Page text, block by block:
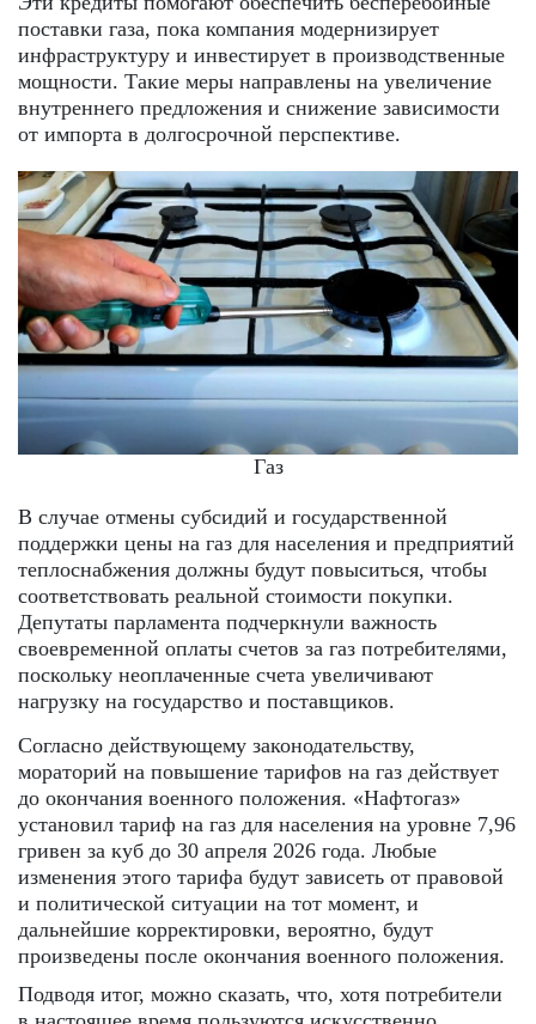
поставки газа, пока компания модернизирует
инфраструктуру и инвестирует в производственные
мощности. Такие меры направлены на увеличение
внутреннего предложения и снижение зависимости
от импорта в долгосрочной перспективе.
Газ
В случае отмены субсидий и государственной
поддержки цены на газ для населения и предприятий
теплоснабжения должны будут повыситься, чтобы
соответствовать реальной стоимости покупки.
Депутаты парламента подчеркнули важность
своевременной оплаты счетов за газ потребителями,
поскольку неоплаченные счета увеличивают
нагрузку на государство и поставщиков.
Согласно действующему законодательству,
мораторий на повышение тарифов на газ действует
до окончания военного положения. «Нафтогаз»
установил тариф на газ для населения на уровне 7,96
гривен за куб до 30 апреля 2026 года. Любые
изменения этого тарифа будут зависеть от правовой
и политической ситуации на тот момент, и
дальнейшие корректировки, вероятно, будут
произведены после окончания военного положения.
Подводя итог, можно сказать, что, хотя потребители